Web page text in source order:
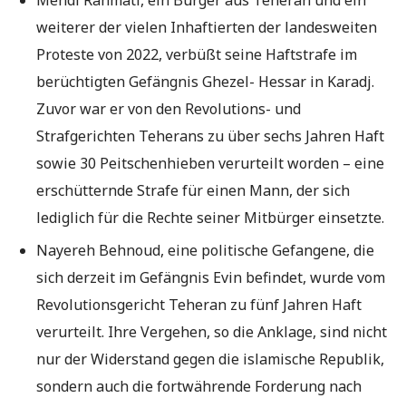
weiterer der vielen Inhaftierten der landesweiten
Proteste von 2022, verbüßt seine Haftstrafe im
berüchtigten Gefängnis Ghezel- Hessar in Karadj.
Zuvor war er von den Revolutions- und
Strafgerichten Teherans zu über sechs Jahren Haft
sowie 30 Peitschenhieben verurteilt worden – eine
erschütternde Strafe für einen Mann, der sich
lediglich für die Rechte seiner Mitbürger einsetzte.
Nayereh Behnoud, eine politische Gefangene, die
sich derzeit im Gefängnis Evin befindet, wurde vom
Revolutionsgericht Teheran zu fünf Jahren Haft
verurteilt. Ihre Vergehen, so die Anklage, sind nicht
nur der Widerstand gegen die islamische Republik,
sondern auch die fortwährende Forderung nach